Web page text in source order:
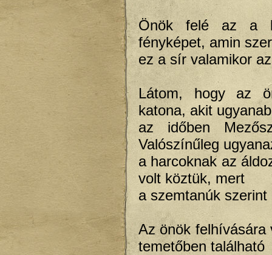
Önök felé az a
fényképet, amin
ez a sír valamikor
Látom, hogy az
katona, akit
az időben
Valószínűleg
a harcoknak az
volt köztük, mert
a szemtanúk
Az önök felhívására
temetőben található